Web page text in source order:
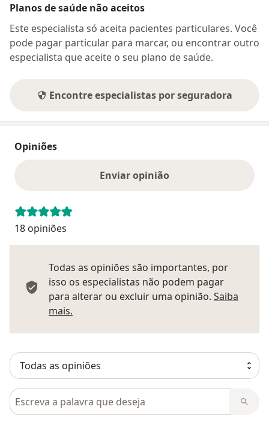
Planos de saúde não aceitos
Este especialista só aceita pacientes particulares. Você
pode pagar particular para marcar, ou encontrar outro
especialista que aceite o seu plano de saúde.
Encontre especialistas por seguradora
Opiniões
Enviar opinião
18 opiniões
Todas as opiniões são importantes, por
isso os especialistas não podem pagar
para alterar ou excluir uma opinião. Saiba
mais.
Pesquisar em opiniões